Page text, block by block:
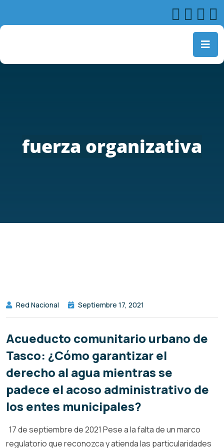
fuerza organizativa
Red Nacional Septiembre 17, 2021
Acueducto comunitario urbano de
Tasco: ¿Cómo garantizar el
derecho al agua mientras se
padece el acoso administrativo de
los entes municipales?
17 de septiembre de 2021 Pese a la falta de un marco
regulatorio que reconozca y atienda las particularidades